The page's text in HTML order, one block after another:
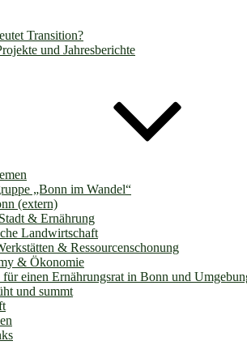
Transition?
und Jahresberichte
„Bonn im Wandel“
(extern)
& Ernährung
Landwirtschaft
& Ressourcenschonung
& Ökonomie
einen Ernährungsrat in Bonn und
und summt